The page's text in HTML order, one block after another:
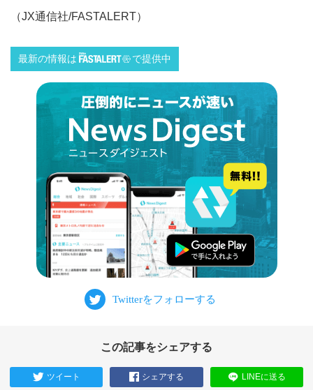
（JX通信社/FASTALERT）
最新の情報は で提供中
この記事をシェアする
ツイート シェアする LINEに送る